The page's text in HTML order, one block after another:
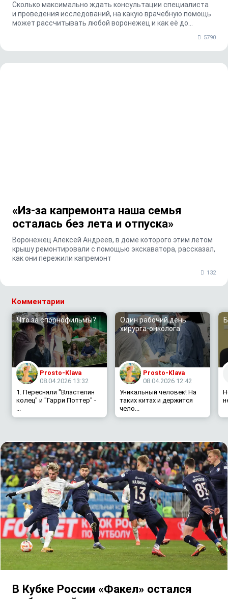
Сколько максимально ждать консультации специалиста
и проведения исследований, на какую врачебную помощь
может рассчитывать любой воронежец и как её до...
5790
«Из-за капремонта наша семья
осталась без лета и отпуска»
Воронежец Алексей Андреев, в доме которого этим летом
крышу ремонтировали с помощью экскаватора, рассказал,
как они пережили капремонт
132
Комментарии
Что за спорнофильмы?
Prosto-Klava
08.04.2026 13:32
1. Пересняли "Властелин
колец" и "Гарри Поттер" -
...
Один рабочий день
хирурга-онколога
Prosto-Klava
08.04.2026 12:42
Уникальный человек! На
таких китах и держится
чело...
В Кубке России «Факел» остался